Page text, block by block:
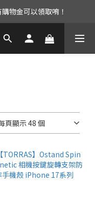
折優惠中！
物金可以領取唷！
優惠中！
頁顯示 48 個